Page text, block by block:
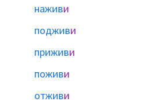
наживи
подживи
приживи
поживи
отживи